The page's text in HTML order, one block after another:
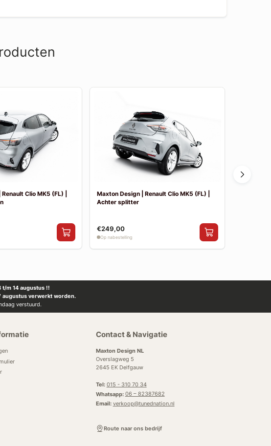
Clio MK5 (FL) |
Maxton Design | Renault Clio MK5 (FL) |
Achter splitter
€249,00
Op nabestelling
m 14 augustus !!
augustus verwerkt worden.
verstuurd.
Contact & Navigatie
Maxton Design NL
Overslagweg 5
2645 EK Delfgauw
Tel: 015 - 310 70 34
Whatsapp: 06 – 82387682
Email: verkoop@tunednation.nl
Route naar ons bedrijf